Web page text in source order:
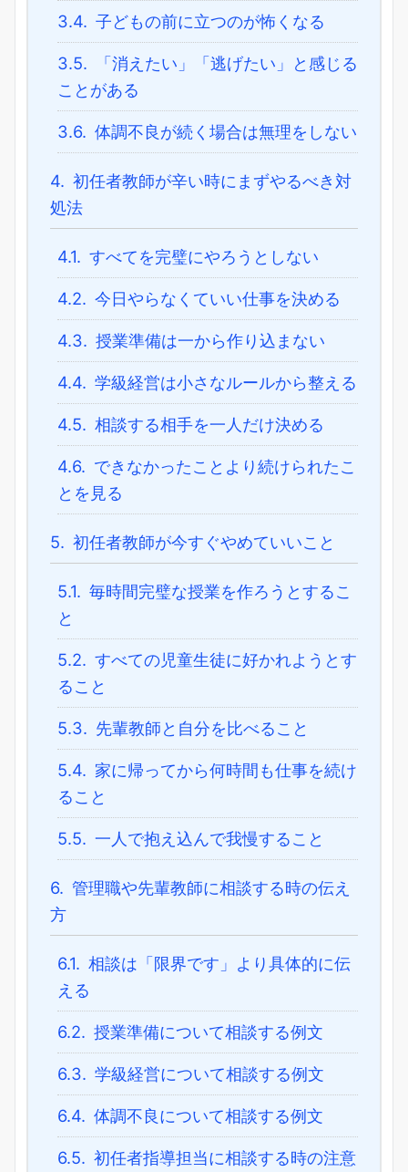
3.4. 子どもの前に立つのが怖くなる
3.5.
「消えたい」「逃げたい」と感じる
ことがある
3.6. 体調不良が続く場合は無理をしない
4. 初任者教師が辛い時にまずやるべき対
処法
4.1. すべてを完璧にやろうとしない
4.2. 今日やらなくていい仕事を決める
4.3. 授業準備は一から作り込まない
4.4. 学級経営は小さなルールから整える
4.5. 相談する相手を一人だけ決める
4.6. できなかったことより続けられたこ
とを見る
5. 初任者教師が今すぐやめていいこと
5.1. 毎時間完璧な授業を作ろうとするこ
と
5.2. すべての児童生徒に好かれようとす
ること
5.3. 先輩教師と自分を比べること
5.4. 家に帰ってから何時間も仕事を続け
ること
5.5. 一人で抱え込んで我慢すること
6. 管理職や先輩教師に相談する時の伝え
方
6.1. 相談は「限界です」より具体的に伝
える
6.2. 授業準備について相談する例文
6.3. 学級経営について相談する例文
6.4. 体調不良について相談する例文
6.5. 初任者指導担当に相談する時の注意